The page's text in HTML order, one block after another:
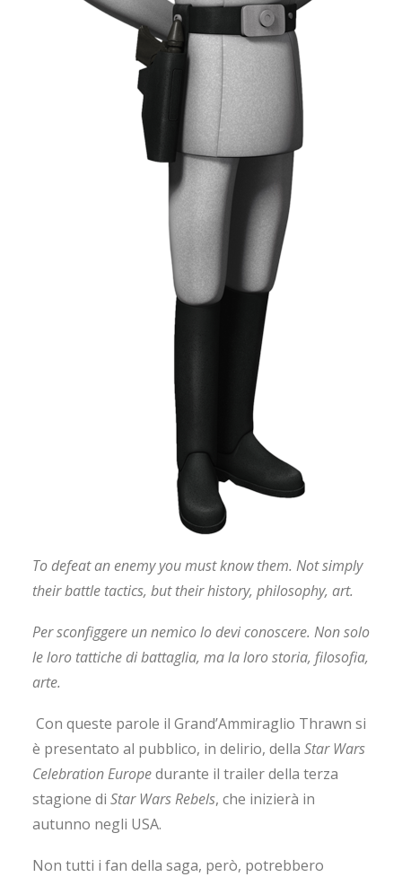
To defeat an enemy you must know them. Not simply
their battle tactics, but their history, philosophy, art.
Per sconfiggere un nemico lo devi conoscere. Non solo
le loro tattiche di battaglia, ma la loro storia, filosofia,
arte.
Con queste parole il Grand’Ammiraglio Thrawn si
è presentato al pubblico, in delirio, della Star Wars
Celebration Europedurante il trailer della terza
stagione di Star Wars Rebels, che inizierà in
autunno negli USA.
Non tutti i fan della saga, però, potrebbero